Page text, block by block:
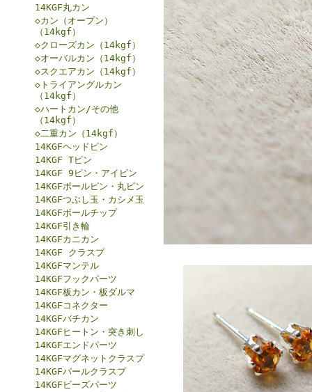
14KGF丸カン
◇カン（オープン）
（14kgf）
◇クローズカン（14kgf）
◇オーバルカン（14kgf）
◇スクエアカン（14kgf）
◇トライアングルカン
（14kgf）
◇ハートカン/その他
（14kgf）
◇二重カン（14kgf）
14KGFヘッドピン
14KGF Tピン
14KGF 9ピン・アイピン
14KGFボールピン・丸ピン
14KGFつぶし玉・カシメ玉
14KGFボールチップ
14KGF引き輪
14KGFカニカン
14KGF クラスプ
14KGFマンテル
14KGFフックパーツ
14KGF板カン・板ダルマ
14KGFコネクター
14KGFバチカン
14KGFヒートン・突き刺し
14KGFエンドパーツ
14KGFマグネットクラスプ
14KGFパールクラスプ
14KGFビーズパーツ